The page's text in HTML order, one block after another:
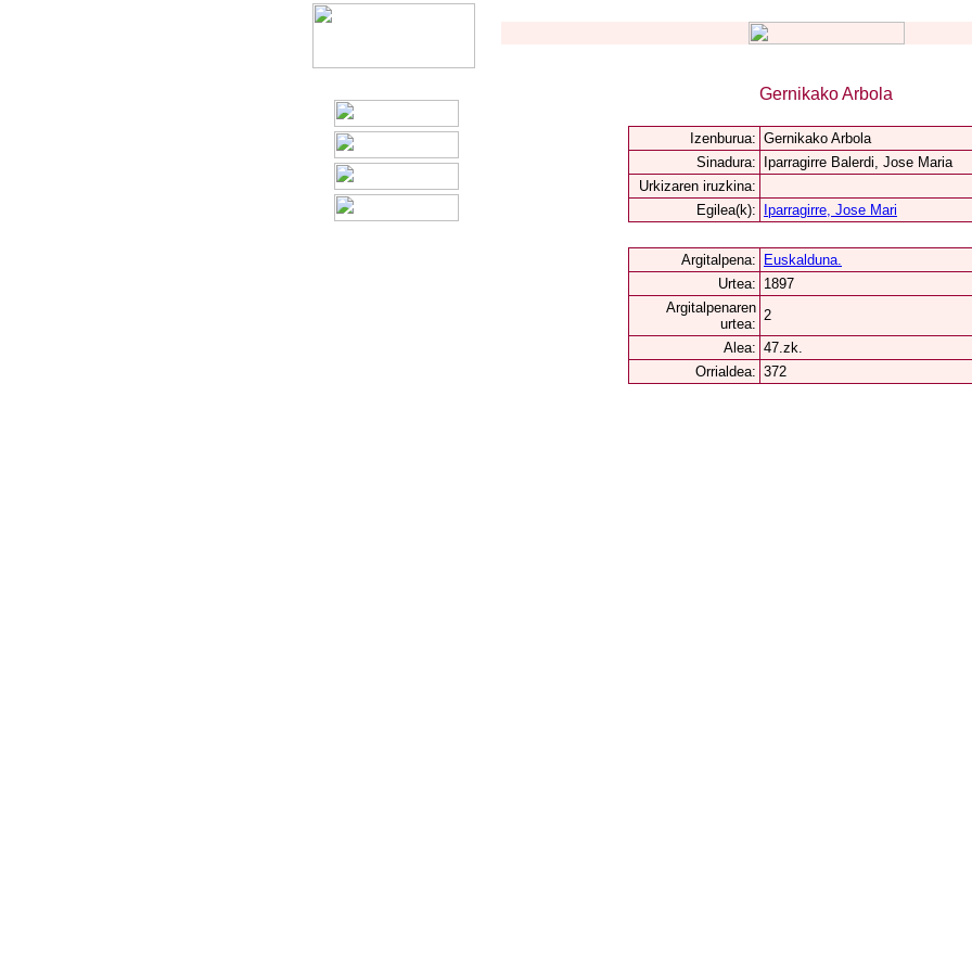
Gernikako Arbola
Izenburua: Gernikako Arbola
Sinadura:
Iparragirre Balerdi, Jose Maria
Urkizaren iruzkina:
Egilea(k):
Iparragirre, Jose Mari
Argitalpena:
Euskalduna.
Urtea: 1897
Argitalpenaren
urtea:
2
Alea: 47.zk.
Orrialdea: 372